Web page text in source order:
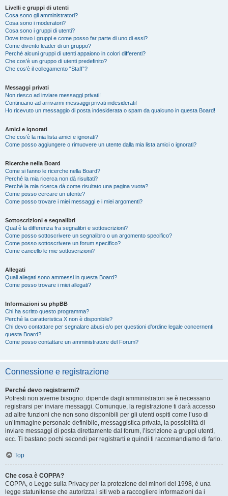
Livelli e gruppi di utenti
Cosa sono gli amministratori?
Cosa sono i moderatori?
Cosa sono i gruppi di utenti?
Dove trovo i gruppi e come posso far parte di uno di essi?
Come divento leader di un gruppo?
Perché alcuni gruppi di utenti appaiono in colori differenti?
Che cos’è un gruppo di utenti predefinito?
Che cos’è il collegamento “Staff”?
Messaggi privati
Non riesco ad inviare messaggi privati!
Continuano ad arrivarmi messaggi privati indesiderati!
Ho ricevuto un messaggio di posta indesiderata o spam da qualcuno in questa Board!
Amici e ignorati
Che cos’è la mia lista amici e ignorati?
Come posso aggiungere o rimuovere un utente dalla mia lista amici o ignorati?
Ricerche nella Board
Come si fanno le ricerche nella Board?
Perché la mia ricerca non dà risultati?
Perché la mia ricerca dà come risultato una pagina vuota?
Come posso cercare un utente?
Come posso trovare i miei messaggi e i miei argomenti?
Sottoscrizioni e segnalibri
Qual è la differenza fra segnalibri e sottoscrizioni?
Come posso sottoscrivere un segnalibro o un argomento specifico?
Come posso sottoscrivere un forum specifico?
Come cancello le mie sottoscrizioni?
Allegati
Quali allegati sono ammessi in questa Board?
Come posso trovare i miei allegati?
Informazioni su phpBB
Chi ha scritto questo programma?
Perché la caratteristica X non è disponibile?
Chi devo contattare per segnalare abusi e/o per questioni d’ordine legale concernenti
questa Board?
Come posso contattare un amministratore del Forum?
Connessione e registrazione
Perché devo registrarmi?
Potresti non averne bisogno: dipende dagli amministratori se è necessario
registrarsi per inviare messaggi. Comunque, la registrazione ti darà accesso
ad altre funzioni che non sono disponibili per gli utenti ospiti come l’uso di
un’immagine personale definibile, messaggistica privata, la possibilità di
inviare messaggi di posta direttamente dal forum, l’iscrizione a gruppi utenti,
ecc. Ti bastano pochi secondi per registrarti e quindi ti raccomandiamo di farlo.
Top
Che cosa è COPPA?
COPPA, o Legge sulla Privacy per la protezione dei minori del 1998, è una
legge statunitense che autorizza i siti web a raccogliere informazioni da i